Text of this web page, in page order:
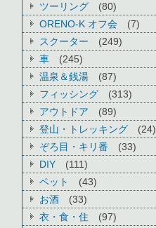
ツーリング
(80)
ORENO-K オフ会
(7)
スクーター
(249)
車
(245)
温泉＆銭湯
(87)
フィッシング
(313)
アウトドア
(89)
登山・トレッキング
(24)
ぞろ目・キリ番
(33)
DIY
(111)
ペット
(43)
お酒
(33)
衣・食・住
(97)